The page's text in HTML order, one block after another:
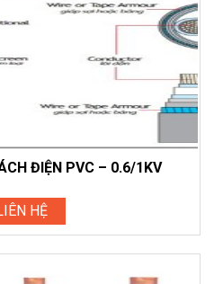
ĐIỆN PVC – 0.6/1KV
HỆ